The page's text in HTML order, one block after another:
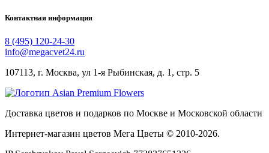
Контактная информация
8 (495) 120-24-30
info@megacvet24.ru
107113, г. Москва, ул 1-я Рыбинская, д. 1, стр. 5
Доставка цветов и подарков по Москве и Московской области
Интернет-магазин цветов Мега Цветы © 2010-2026.